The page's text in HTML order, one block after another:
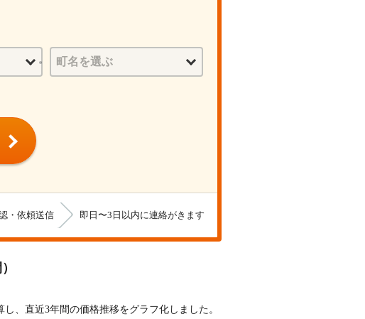
・依頼送信 即日〜3日以内に連絡がきます
、直近3年間の価格推移をグラフ化しました。